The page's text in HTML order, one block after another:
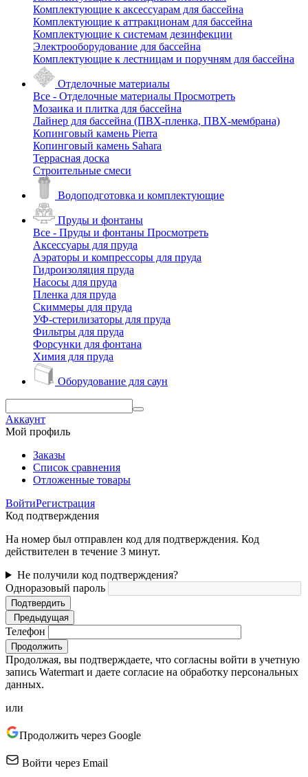
Комплектующие к аксессуарам для бассейна
Комплектующие к аттракционам для бассейна
Комплектующие к системам дезинфекции
Электрооборудование для бассейна
Комплектующие к лестницам и поручням для бассейна
Отделочные материалы
Все - Отделочные материалы Просмотреть
Мозаика и плитка для бассейна
Лайнер для бассейна (ПВХ-пленка, ПВХ-мембрана)
Копинговый камень Pierra
Копинговый камень Sahara
Террасная доска
Строительные смеси
Водоподготовка и комплектующие
Пруды и фонтаны
Все - Пруды и фонтаны Просмотреть
Аксессуары для пруда
Аэраторы и компрессоры для пруда
Гидроизоляция пруда
Насосы для пруда
Пленка для пруда
Скиммеры для пруда
УФ-стерилизаторы для пруда
Фильтры для пруда
Форсунки для фонтана
Химия для пруда
Оборудование для саун
Аккаунт
Мой профиль
Заказы
Список сравнения
Отложенные товары
ВойтиРегистрация
Код подтверждения
На номер был отправлен код для подтверждения. Код
действителен в течение 3 минут.
Не получили код подтверждения?
Одноразовый пароль
Подтвердить
Предыдущая
Телефон
Продолжить
Продолжая, вы подтверждаете, что согласны войти в учетную
запись Watermart и даете согласие на обработку персональных
данных.
или
Продолжить через Google
Войти через Email